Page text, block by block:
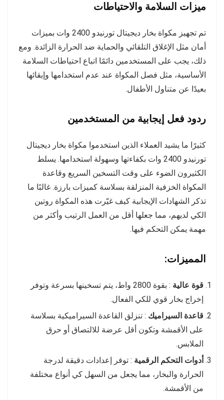
ميزات السلامة والاحتياطات
تم تجهيز مكواة بخار ديجيتال تورنيدو 2400 وات بميزات
أمان مثل الإغلاق التلقائي والحماية ضد الحرارة الزائدة. ومع
ذلك، يجب على المستخدمين دائمًا اتباع احتياطات السلامة
الأساسية، مثل فصل المكواة عند عدم استخدامها وإبقائها
بعيدًا عن متناول الأطفال.
ردود فعل إيجابية من المستخدمين
كثيرًا ما يشيد العملاء الذين استخدموا مكواة بخار ديجيتال
تورنيدو 2400 وات بكفاءتها وسهولة استخدامها. يسلط
الكثيرون الضوء على وقت التسخين السريع وقاعدة
المكواة الخزفية المنزلقة بسلاسة كميزات بارزة. غالبًا ما
تذكر الشهادات الإيجابية كيف غيّرت هذه المكواة روتين
الكي لديهم، مما جعلها أقل من العمل الرتيب وأكثر من
مهمة يمكن التحكم فيها.
المميزات:
قوة عالية
: بقوة 2800 واط، يتم تسخينها بسرعة وتوفر
إخراج بخار قوي للكي الفعال.
قاعدة السيراميك : تنزلق القاعدة السيراميكية بسلاسة
على الأقمشة وتكون أقل عرضة للالتصاق أو حرق
الملابس.
أدوات التحكم الرقمية : توفر إعدادات دقيقة لدرجة
الحرارة والبخار، مما يجعل من السهل كي أنواع مختلفة
من الأقمشة.